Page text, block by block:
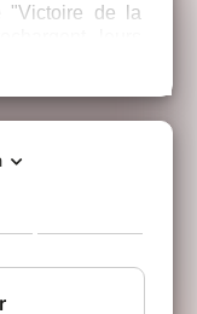
"Victoire de la
leurs